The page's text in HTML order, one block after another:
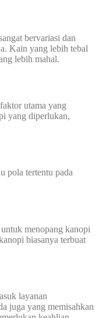
bervariasi dan
Kain yang lebih tebal
lebih mahal.
utama yang
yang diperlukan,
pola tertentu pada
menopang kanopi
biasanya terbuat
layanan
juga yang memisahkan